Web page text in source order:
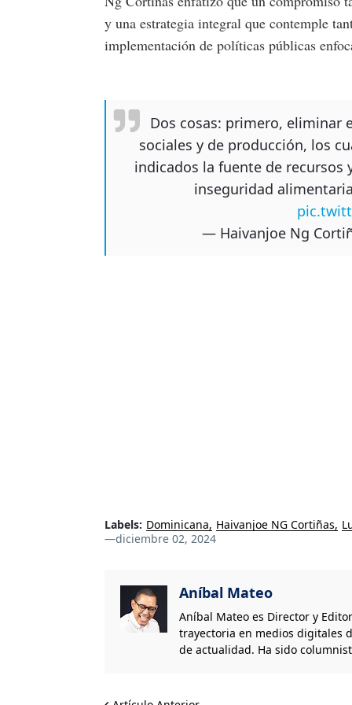
y una estrategia integral que contemple
implementación de políticas públicas
Dos cosas: primero, eliminar
sociales y de producción, los
indicados la fuente de recursos
inseguridad
— Haivanjoe Ng
Labels: Dominicana Haivanjoe NG Cortiñas
—diciembre 02, 2024
Aníbal Mateo
Aníbal Mateo es Director y
trayectoria en medios digitales
de actualidad. Ha sido